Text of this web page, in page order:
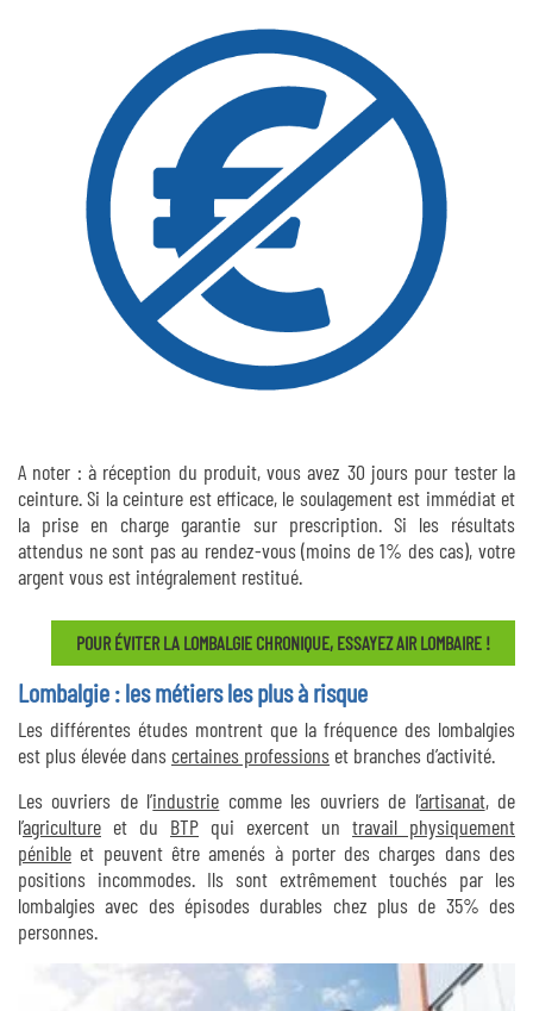
A noter : à réception du produit, vous avez 30 jours pour tester la
ceinture. Si la ceinture est efficace, le soulagement est immédiat et
la prise en charge garantie sur prescription. Si les résultats
attendus ne sont pas au rendez-vous (moins de 1% des cas), votre
argent vous est intégralement restitué.
POUR ÉVITER LA LOMBALGIE CHRONIQUE, ESSAYEZ AIR LOMBAIRE !
Lombalgie : les métiers les plus à risque
Les différentes études montrent que la fréquence des lombalgies
est plus élevée dans certaines professions et branches d’activité.
Les ouvriers de l’industrie comme les ouvriers de l’artisanat, de
l’agriculture et du BTP qui exercent un travail physiquement
pénible et peuvent être amenés à porter des charges dans des
positions incommodes. Ils sont extrêmement touchés par les
lombalgies avec des épisodes durables chez plus de 35% des
personnes.